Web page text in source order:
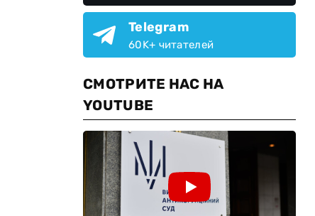
Telegram
60K+ читателей
СМОТРИТЕ НАС НА
YOUTUBE